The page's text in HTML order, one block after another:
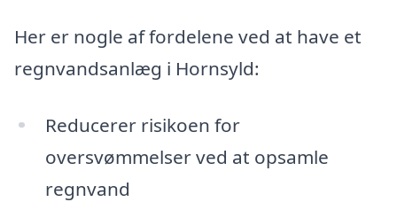
Her er nogle af fordelene ved at have et
regnvandsanlæg i Hornsyld:
Reducerer risikoen for
oversvømmelser ved at opsamle
regnvand